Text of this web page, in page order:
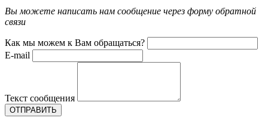
Вы можете написать нам сообщение через форму обратной
связи
Как мы можем к Вам обращаться?
E-mail
Текст сообщения
ОТПРАВИТЬ